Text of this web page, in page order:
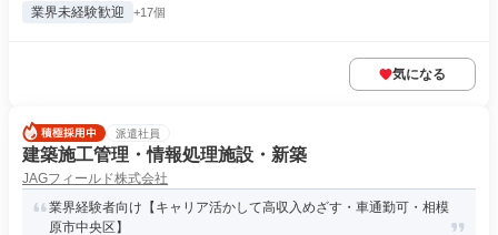
業界未経験歓迎 +17個
気になる
派遣社員
建築施工管理・情報処理施設・新築
JAGフィールド株式会社
業界経験者向け【キャリア活かして高収入めざす・車通勤可・相模
原市中央区】